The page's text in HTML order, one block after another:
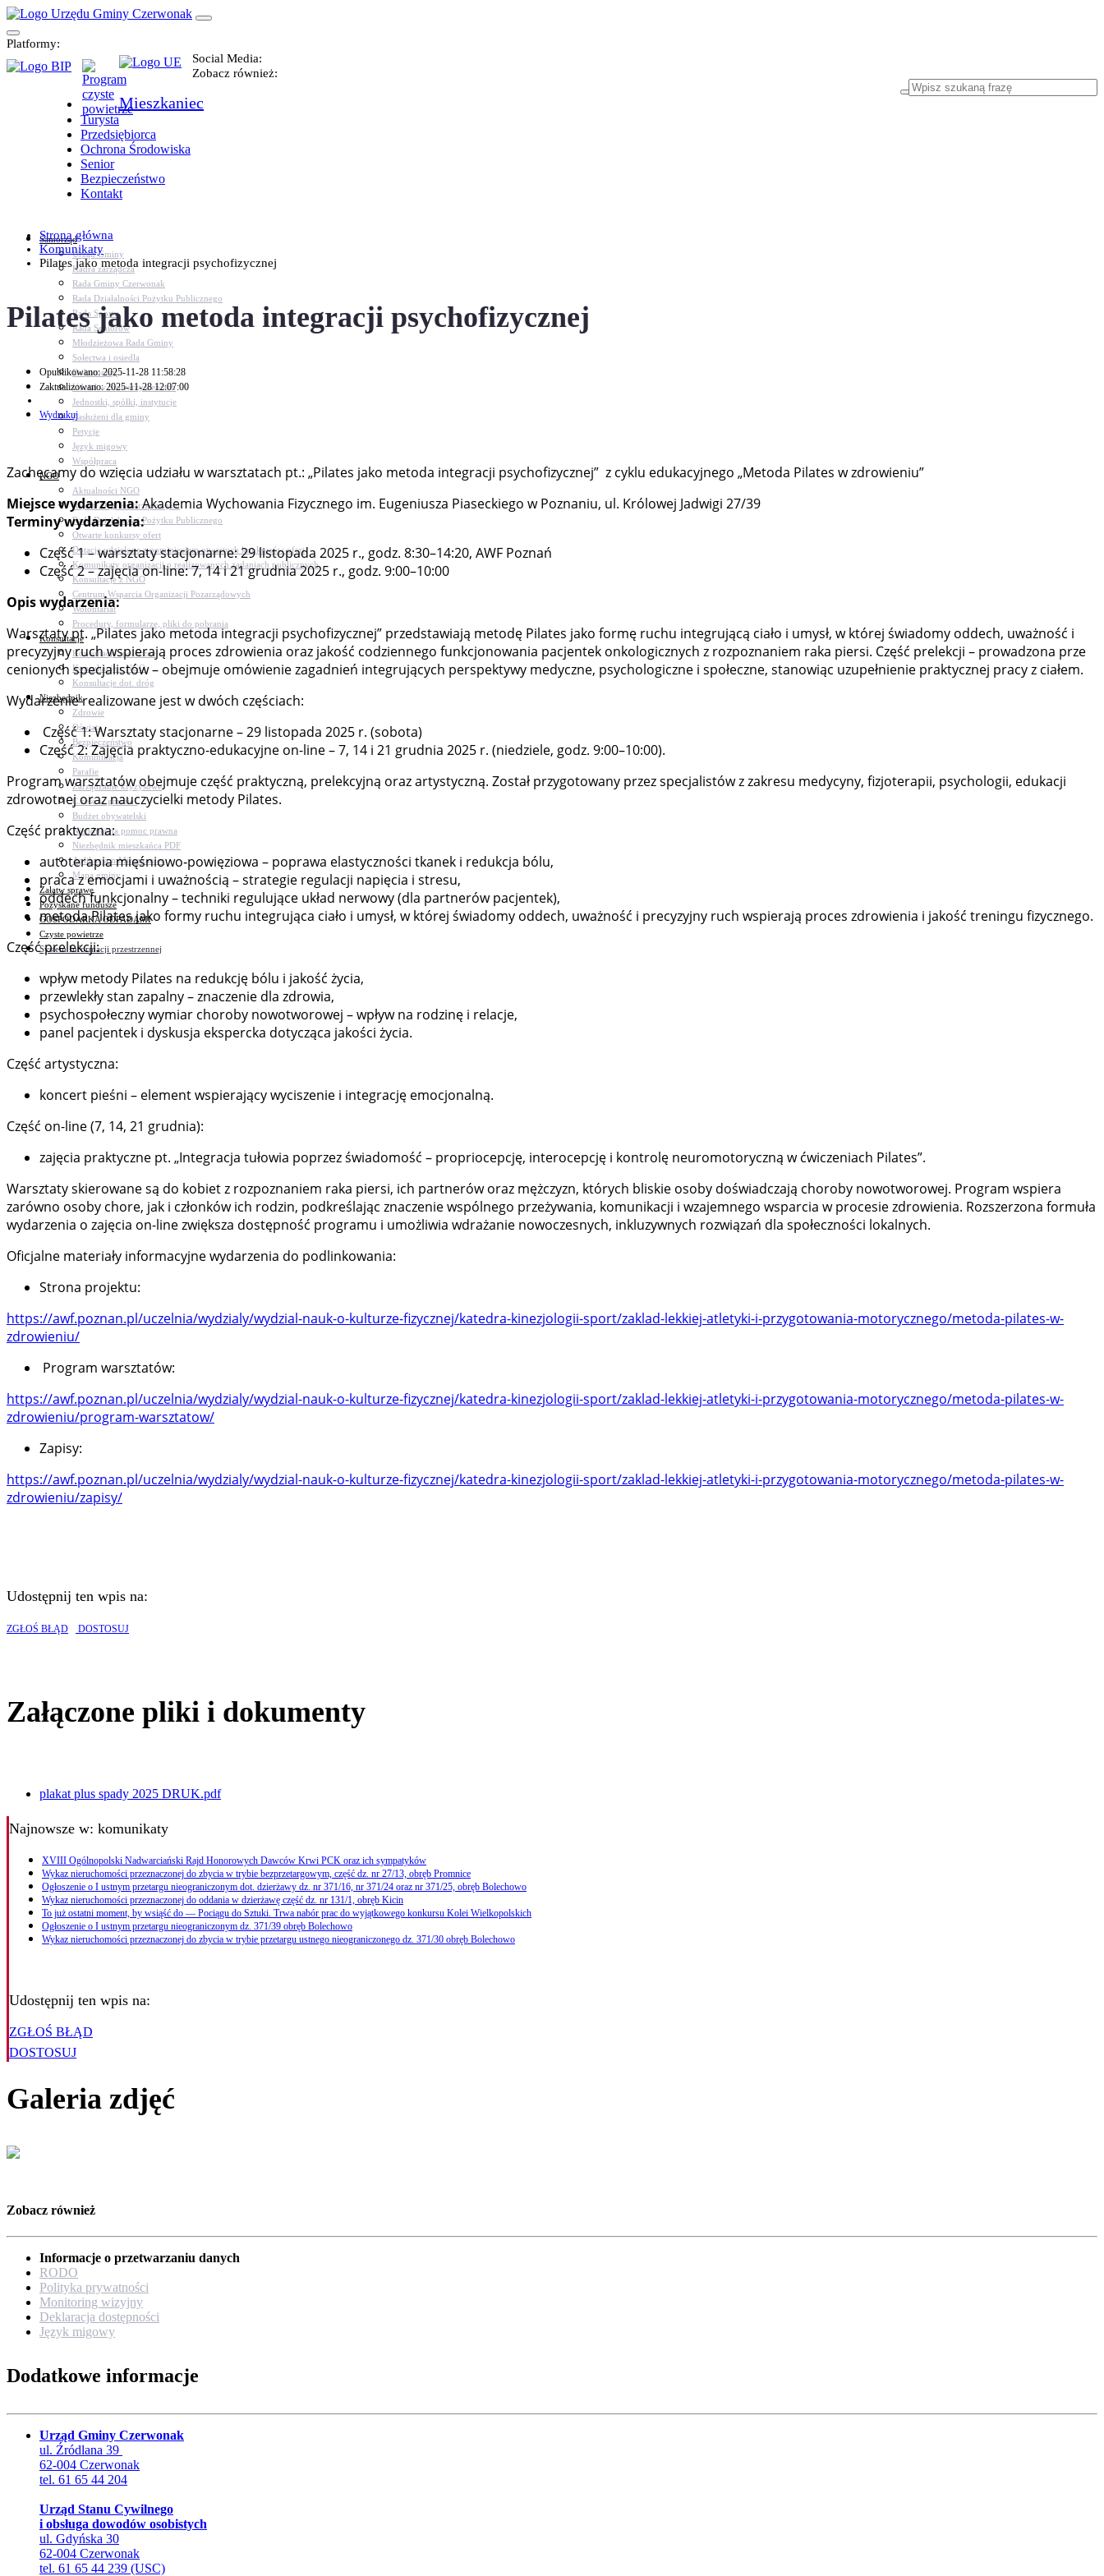
Platformy:
Social Media:
Zobacz również:
Mieszkaniec
Turysta
Przedsiębiorca
Ochrona Środowiska
Senior
Bezpieczeństwo
Kontakt
Samorząd
Urząd Gminy
Kadra zarządcza
Rada Gminy Czerwonak
Rada Działalności Pożytku Publicznego
Rada Sportu
Rada Seniorów
Młodzieżowa Rada Gminy
Sołectwa i osiedla
Dokumenty
Udział w Stowarzyszeniach
Jednostki, spółki, instytucje
Zasłużeni dla gminy
Petycje
Język migowy
Współpraca
NGO
Aktualności NGO
Rejestr Org. Pozarządowych
Rada Działalności Pożytku Publicznego
Otwarte konkursy ofert
Dotacje udzielone z pominięciem otwartych konkursów ofert
Komunikaty organizacji o realizowanych zadaniach publicznych
Konsultacje z NGO
Centrum Wsparcia Organizacji Pozarządowych
Wolontariat
Procedury, formularze, pliki do pobrania
Konsultacje
Konsultacje społeczne
Konsultacje z NGO
Konsultacje dot. dróg
Niezbędnik
Zdrowie
Oświata
Bezpieczeństwo
Komunikacja
Parafie
Zarządzanie kryzysowe
C.ześć w gminie!
Budżet obywatelski
Nieodpłatna pomoc prawna
Niezbędnik mieszkańca PDF
Aplikacja mMieszkaniec
Mapa gminy
Załatw sprawę
Pozyskane fundusze
GOSPODARKA ODPADAMI
Czyste powietrze
System Informacji przestrzennej
Strona główna
Komunikaty
Pilates jako metoda integracji psychofizycznej
Pilates jako metoda integracji psychofizycznej
Opublikowano: 2025-11-28 11:58:28
Zaktualizowano: 2025-11-28 12:07:00
Wydrukuj
Zachęcamy do wzięcia udziału w warsztatach pt.: „Pilates jako metoda integracji psychofizycznej” z cyklu edukacyjnego „Metoda Pilates w zdrowieniu”
Miejsce wydarzenia:Akademia Wychowania Fizycznego im. Eugeniusza Piaseckiego w Poznaniu, ul. Królowej Jadwigi 27/39
Terminy wydarzenia:
Część 1 – warsztaty stacjonarne: 29 listopada 2025 r., godz. 8:30–14:20, AWF Poznań
Część 2 – zajęcia on-line: 7, 14 i 21 grudnia 2025 r., godz. 9:00–10:00
Opis wydarzenia:
Warsztaty pt. „Pilates jako metoda integracji psychofizycznej” przedstawiają metodę Pilates jako formę ruchu integrującą ciało i umysł, w której świadomy oddech, uważność i
precyzyjny ruch wspierają proces zdrowienia oraz jakość codziennego funkcjonowania pacjentek onkologicznych z rozpoznaniem raka piersi. Część prelekcji – prowadzona prze
cenionych specjalistów – obejmuje omówienie zagadnień integrujących perspektywy medyczne, psychologiczne i społeczne, stanowiąc uzupełnienie praktycznej pracy z ciałem.
Wydarzenie realizowane jest w dwóch częściach:
Część 1: Warsztaty stacjonarne – 29 listopada 2025 r. (sobota)
Część 2: Zajęcia praktyczno-edukacyjne on-line – 7, 14 i 21 grudnia 2025 r. (niedziele, godz. 9:00–10:00).
Program warsztatów obejmuje część praktyczną, prelekcyjną oraz artystyczną. Został przygotowany przez specjalistów z zakresu medycyny, fizjoterapii, psychologii, edukacji
zdrowotnej oraz nauczycielki metody Pilates.
Część praktyczna:
autoterapia mięśniowo‑powięziowa – poprawa elastyczności tkanek i redukcja bólu,
praca z emocjami i uważnością – strategie regulacji napięcia i stresu,
oddech funkcjonalny – techniki regulujące układ nerwowy (dla partnerów pacjentek),
metoda Pilates jako formy ruchu integrująca ciało i umysł, w której świadomy oddech, uważność i precyzyjny ruch wspierają proces zdrowienia i jakość treningu fizycznego.
Część prelekcji:
wpływ metody Pilates na redukcję bólu i jakość życia,
przewlekły stan zapalny – znaczenie dla zdrowia,
psychospołeczny wymiar choroby nowotworowej – wpływ na rodzinę i relacje,
panel pacjentek i dyskusja ekspercka dotycząca jakości życia.
Część artystyczna:
koncert pieśni – element wspierający wyciszenie i integrację emocjonalną.
Część on-line (7, 14, 21 grudnia):
zajęcia praktyczne pt. „Integracja tułowia poprzez świadomość – propriocepcję, interocepcję i kontrolę neuromotoryczną w ćwiczeniach Pilates”.
Warsztaty skierowane są do kobiet z rozpoznaniem raka piersi, ich partnerów oraz mężczyzn, których bliskie osoby doświadczają choroby nowotworowej. Program wspiera
zarówno osoby chore, jak i członków ich rodzin, podkreślając znaczenie wspólnego przeżywania, komunikacji i wzajemnego wsparcia w procesie zdrowienia. Rozszerzona formuła
wydarzenia o zajęcia on-line zwiększa dostępność programu i umożliwia wdrażanie nowoczesnych, inkluzywnych rozwiązań dla społeczności lokalnych.
Oficjalne materiały informacyjne wydarzenia do podlinkowania:
Strona projektu:
https://awf.poznan.pl/uczelnia/wydzialy/wydzial-nauk-o-kulturze-fizycznej/katedra-kinezjologii-sport/zaklad-lekkiej-atletyki-i-przygotowania-motorycznego/metoda-pilates-w-
zdrowieniu/
Program warsztatów:
https://awf.poznan.pl/uczelnia/wydzialy/wydzial-nauk-o-kulturze-fizycznej/katedra-kinezjologii-sport/zaklad-lekkiej-atletyki-i-przygotowania-motorycznego/metoda-pilates-w-
zdrowieniu/program-warsztatow/
Zapisy:
https://awf.poznan.pl/uczelnia/wydzialy/wydzial-nauk-o-kulturze-fizycznej/katedra-kinezjologii-sport/zaklad-lekkiej-atletyki-i-przygotowania-motorycznego/metoda-pilates-w-
zdrowieniu/zapisy/
Udostępnij ten wpis na:
ZGŁOŚ BŁĄD DOSTOSUJ
Załączone pliki i dokumenty
plakat plus spady 2025 DRUK.pdf
Najnowsze w: komunikaty
XVIII Ogólnopolski Nadwarciański Rajd Honorowych Dawców Krwi PCK oraz ich sympatyków
Wykaz nieruchomości przeznaczonej do zbycia w trybie bezprzetargowym, część dz. nr 27/13, obręb Promnice
Ogłoszenie o I ustnym przetargu nieograniczonym dot. dzierżawy dz. nr 371/16, nr 371/24 oraz nr 371/25, obręb Bolechowo
Wykaz nieruchomości przeznaczonej do oddania w dzierżawę część dz. nr 131/1, obręb Kicin
To już ostatni moment, by wsiąść do — Pociągu do Sztuki. Trwa nabór prac do wyjątkowego konkursu Kolei Wielkopolskich
Ogłoszenie o I ustnym przetargu nieograniczonym dz. 371/39 obręb Bolechowo
Wykaz nieruchomości przeznaczonej do zbycia w trybie przetargu ustnego nieograniczonego dz. 371/30 obręb Bolechowo
Udostępnij ten wpis na:
ZGŁOŚ BŁĄD
DOSTOSUJ
Galeria zdjęć
Zobacz również
Informacje o przetwarzaniu danych
RODO
Polityka prywatności
Monitoring wizyjny
Deklaracja dostępności
Język migowy
Dodatkowe informacje
Urząd Gminy Czerwonak
ul. Źródlana 39
62-004 Czerwonak
tel. 61 65 44 204
Urząd Stanu Cywilnego
i obsługa dowodów osobistych
ul. Gdyńska 30
62-004 Czerwonak
tel. 61 65 44 239 (USC)